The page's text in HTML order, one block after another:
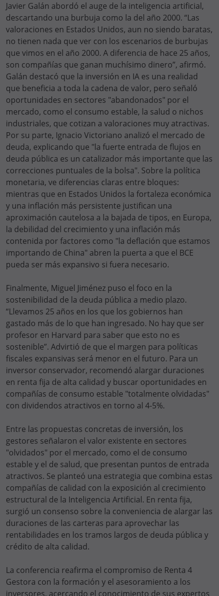
Javier Galán abordó el auge de la inteligencia artificial,
descartando una burbuja como la del año 2000. “Las
valoraciones en Estados Unidos, aun no siendo baratas,
no tienen nada que ver con los escenarios de burbujas
que vimos en el año 2000. A diferencia de hace 25 años,
son compañías que ganan muchísimo dinero”, afirmó.
Galán destacó que la inversión en IA es una realidad
que beneficia a toda la cadena de valor, pero señaló
oportunidades en sectores "abandonados" por el
mercado, como el consumo estable, la salud o nichos
industriales, que cotizan a valoraciones muy atractivas.
Por su parte, Ignacio Victoriano analizó el mercado de
deuda, explicando que "la fuerte entrada de flujos en
deuda pública es un catalizador más importante que las
correcciones puntuales de la bolsa". Sobre la política
monetaria, ve diferencias claras entre bloques:
mientras que en Estados Unidos la fortaleza económica
y una inflación más persistente justifican una
aproximación cautelosa a la bajada de tipos, en Europa,
la debilidad del crecimiento y una inflación más
contenida por factores como "la deflación que estamos
importando de China" abren la puerta a que el BCE
pueda ser más expansivo si fuera necesario.
Finalmente, Miguel Jiménez puso el foco en la
sostenibilidad de la deuda pública a medio plazo.
“Llevamos 25 años en los que los gobiernos han
gastado más de lo que han ingresado. No hay que ser
profesor en Harvard para saber que esto no es
sostenible”. Advirtió de que el margen para políticas
fiscales expansivas será menor en el futuro. Para un
inversor conservador, recomendó alargar duraciones
en renta fija de alta calidad y buscar oportunidades en
compañías de consumo estable "totalmente olvidadas"
con dividendos atractivos en torno al 4-5%.
Entre las propuestas concretas de inversión, los
gestores señalaron el valor existente en sectores
"olvidados" por el mercado, como el de consumo
estable y el de salud, que presentan puntos de entrada
atractivos. Se planteó una estrategia que combina estas
compañías de calidad con la exposición al crecimiento
estructural de la Inteligencia Artificial. En renta fija,
surgió un consenso sobre la conveniencia de alargar las
duraciones de las carteras para aprovechar las
rentabilidades en los tramos largos de deuda pública y
crédito de alta calidad.
La conferencia reafirma el compromiso de Renta 4
Gestora con la formación y el asesoramiento a los
inversores, acercando el conocimiento de sus expertos